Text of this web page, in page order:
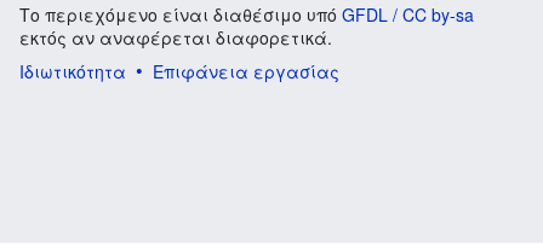
Το περιεχόμενο είναι διαθέσιμο υπό GFDL / CC by-sa
εκτός αν αναφέρεται διαφορετικά.
Ιδιωτικότητα
Επιφάνεια εργασίας